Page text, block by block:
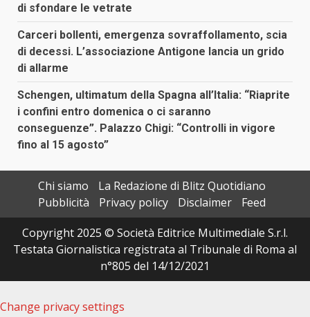
di sfondare le vetrate
Carceri bollenti, emergenza sovraffollamento, scia
di decessi. L’associazione Antigone lancia un grido
di allarme
Schengen, ultimatum della Spagna all’Italia: “Riaprite
i confini entro domenica o ci saranno
conseguenze”. Palazzo Chigi: “Controlli in vigore
fino al 15 agosto”
Chi siamo
La Redazione di Blitz Quotidiano
Pubblicità
Privacy policy Disclaimer
Feed
Copyright 2025 © Società Editrice Multimediale S.r.l.
Testata Giornalistica registrata al Tribunale di Roma al
n°805 del 14/12/2021
Change privacy settings